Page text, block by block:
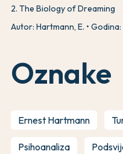
2. The Biology of Dreaming
Autor: Hartmann, E.
Godina:
Oznake
Ernest Hartmann
Psihoanaliza